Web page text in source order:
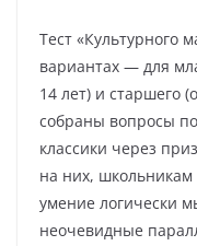
Тест «Культурного
вариантах — для
14 лет) и старшего
собраны вопросы
классики через
на них, школьникам
умение логически
неочевидные